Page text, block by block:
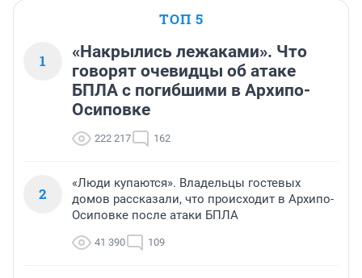
ТОП 5
1
«Накрылись лежаками». Что
говорят очевидцы об атаке
БПЛА с погибшими в Архипо-
Осиповке
222 217 162
2
«Люди купаются». Владельцы гостевых
домов рассказали, что происходит в Архипо-
Осиповке после атаки БПЛА
41 390 109